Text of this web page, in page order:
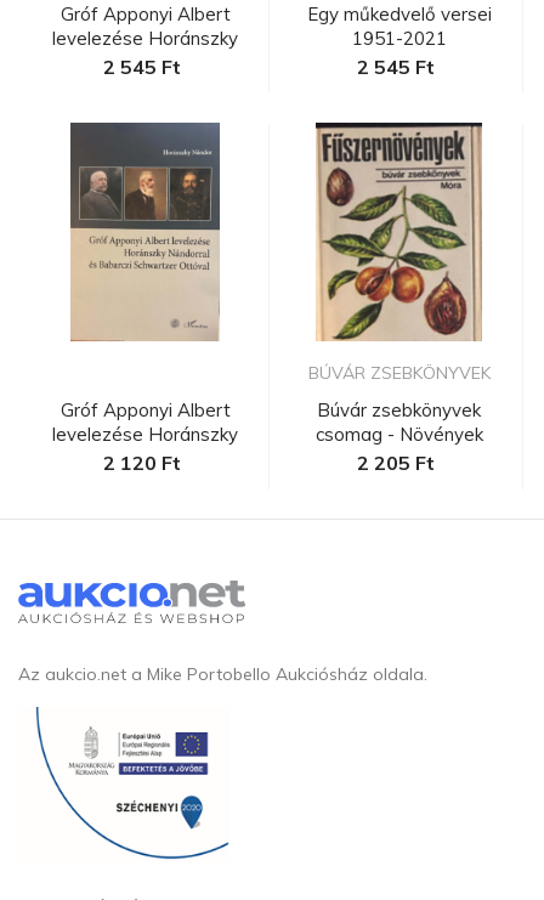
Gróf Apponyi Albert
levelezése Horánszky
Nándorra...
2 545 Ft
Gróf Apponyi Albert
levelezése Horánszky
Nándorra...
2 120 Ft
Egy műkedvelő versei
1951-2021
2 545 Ft
BÚVÁR ZSEBKÖNYVEK
Búvár zsebkönyvek
csomag - Növények
2 205 Ft
Az aukcio.net a Mike Portobello Aukciósház oldala.